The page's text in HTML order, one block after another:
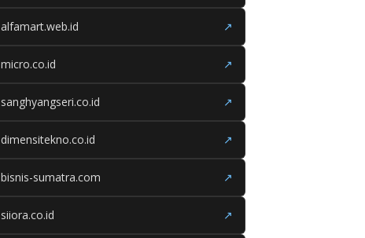
alfamart.web.id ↗
micro.co.id ↗
sanghyangseri.co.id ↗
dimensitekno.co.id ↗
bisnis-sumatra.com ↗
siiora.co.id ↗